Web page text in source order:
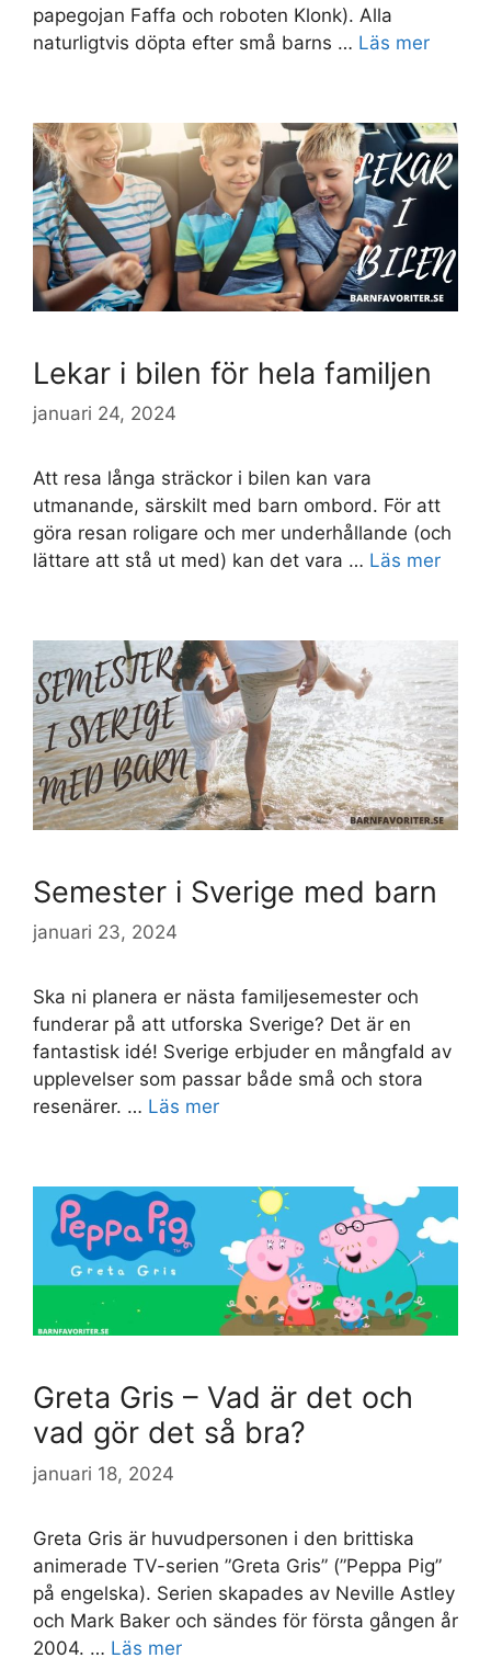
papegojan Faffa och roboten Klonk). Alla
naturligtvis döpta efter små barns … Läs mer
Lekar i bilen för hela familjen
januari 24, 2024
Att resa långa sträckor i bilen kan vara
utmanande, särskilt med barn ombord. För att
göra resan roligare och mer underhållande (och
lättare att stå ut med) kan det vara … Läs mer
Semester i Sverige med barn
januari 23, 2024
Ska ni planera er nästa familjesemester och
funderar på att utforska Sverige? Det är en
fantastisk idé! Sverige erbjuder en mångfald av
upplevelser som passar både små och stora
resenärer. … Läs mer
Greta Gris – Vad är det och
vad gör det så bra?
januari 18, 2024
Greta Gris är huvudpersonen i den brittiska
animerade TV-serien ”Greta Gris” (”Peppa Pig”
på engelska). Serien skapades av Neville Astley
och Mark Baker och sändes för första gången år
2004. … Läs mer